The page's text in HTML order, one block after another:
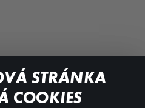
STRÁNKA
COOKIES